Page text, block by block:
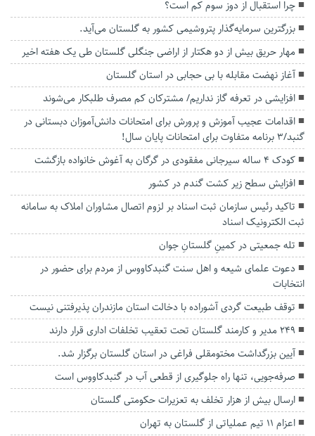
چرا استقبال از دوز سوم کم است؟
بزرگترین سرمایه‌گذار پتروشیمی کشور به گلستان می‌آید.
مهار حریق بیش از دو هکتار از اراضی جنگلی گلستان طی یک هفته اخیر
آغاز نهضت مقابله با بی حجابی در استان گلستان
افزایشی در تعرفه گاز نداریم/ مشترکان کم مصرف طلبکار می‌شوند
اقدامات‌ عجیب آموزش و پرورش برای امتحانات دانش‌آموزان دبستانی در‌
گنبد/۳ برنامه متفاوت برای امتحانات پایان سال!
کودک ۴ ساله سیرجانی مفقودی در گرگان به آغوش خانواده بازگشت
افزایش سطح زیر کشت گندم در کشور
تاکید رئیس سازمان ثبت اسناد بر لزوم اتصال مشاوران املاک به سامانه
ثبت الکترونیک اسناد
تله جمعیتی در کمینِ گلستانِ جوان
دعوت علمای شیعه و اهل سنت گنبدکاووس از مردم برای حضور در
انتخابات
توقف طبیعت گردی آشوراده با دخالت استان مازندران پذیرفتنی نیست
۲۴۹ مدیر و کارمند گلستان تحت تعقیب تخلفات اداری قرار دارند
آیین بزرگداشت مختومقلی فراغی در استان گلستان برگزار شد.
صرفه‌جویی، تنها راه جلوگیری از قطعی آب در گنبدکاووس است
ارسال بیش از هزار تخلف به تعزیرات حکومتی گلستان
اعزام ۱۱ تیم عملیاتی از گلستان به تهران